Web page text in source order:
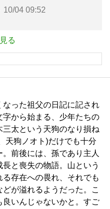
10/04 09:52
る
なった祖父の日記に記され
字から始まる、少年たちの
三太という天狗のなり損ね
天狗ノオト)だけでも十分
前後には、孫であり主人
と喪失の物語。山という
存在への畏れ、それでも
が溢れるようだった。こ
いんじゃないかと。すご